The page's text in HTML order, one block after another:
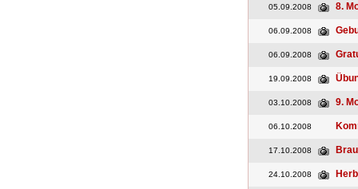
05.09.2008 8.
06.09.2008
06.09.2008
19.09.2008
03.10.2008 9.
06.10.2008
17.10.2008
24.10.2008